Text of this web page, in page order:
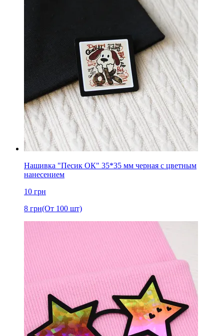
Нашивка "Песик ОК" 35*35 мм черная с цветным
нанесением
10 грн
8 грн(От 100 шт)